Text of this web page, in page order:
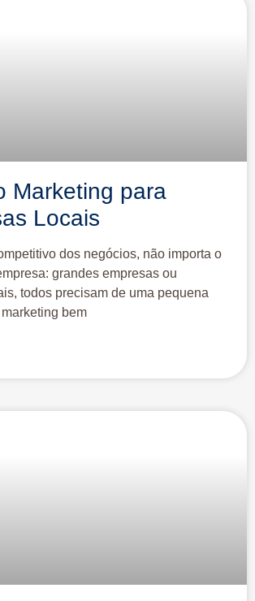
Marketing para
Locais
dos negócios, não importa o
grandes empresas ou
todos precisam de uma pequena
bem